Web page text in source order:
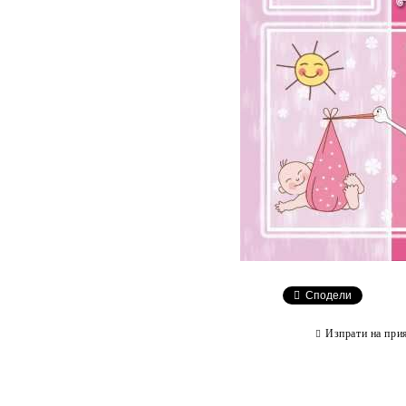
Сподели
Изпрати на